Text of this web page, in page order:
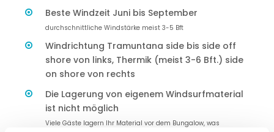
Beste Windzeit Juni bis September
durchschnittliche Windstärke meist 3-5 Bft
Windrichtung Tramuntana side bis side off
shore von links, Thermik (meist 3-6 Bft.) side
on shore von rechts
Die Lagerung von eigenem Windsurfmaterial
ist nicht möglich
Viele Gäste lagern Ihr Material vor dem Bungalow, was